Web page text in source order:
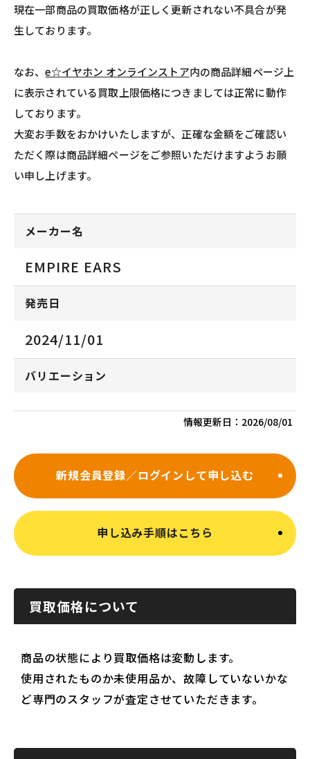
現在一部商品の買取価格が正しく更新されない不具合が発
生しております。
なお、e☆イヤホン オンラインストア内の商品詳細ページ上
に表示されている買取上限価格につきましては正常に動作
しております。
大変お手数をおかけいたしますが、正確な金額をご確認い
ただく際は商品詳細ページをご参照いただけますようお願
い申し上げます。
メーカー名
EMPIRE EARS
発売日
2024/11/01
バリエーション
情報更新日： 2026/08/01
新規会員登録／ログインして申し込む
申し込み手順はこちら
買取価格について
商品の状態により買取価格は変動します。
使用されたものか未使用品か、故障していないかな
ど専門のスタッフが査定させていただきます。